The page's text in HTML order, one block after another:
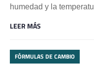
humedad y la
LEER MÁS
FÓRMULAS DE CAMBIO